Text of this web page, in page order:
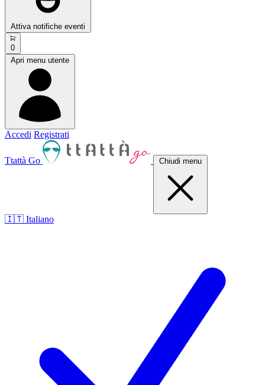
Attiva notifiche eventi
0
Apri menu utente
Accedi Registrati
Ttattà Go Chiudi menu
🇮🇹 Italiano